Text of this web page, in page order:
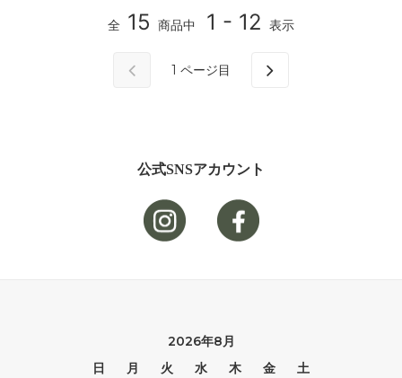
全 15 商品中 1 - 12 表示
1 ページ目
公式SNSアカウント
2026年8月
日
月 火 水 木 金
土